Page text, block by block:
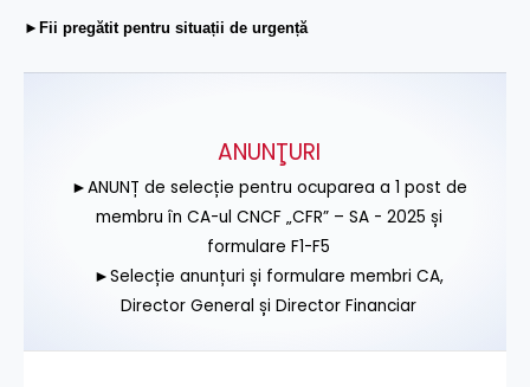
►Fii pregătit pentru situații de urgență
ANUNŢURI
►ANUNȚ de selecție pentru ocuparea a 1 post de
membru în CA-ul CNCF „CFR” – SA - 2025 și
formulare F1-F5
►Selecție anunțuri și formulare membri CA,
Director General și Director Financiar